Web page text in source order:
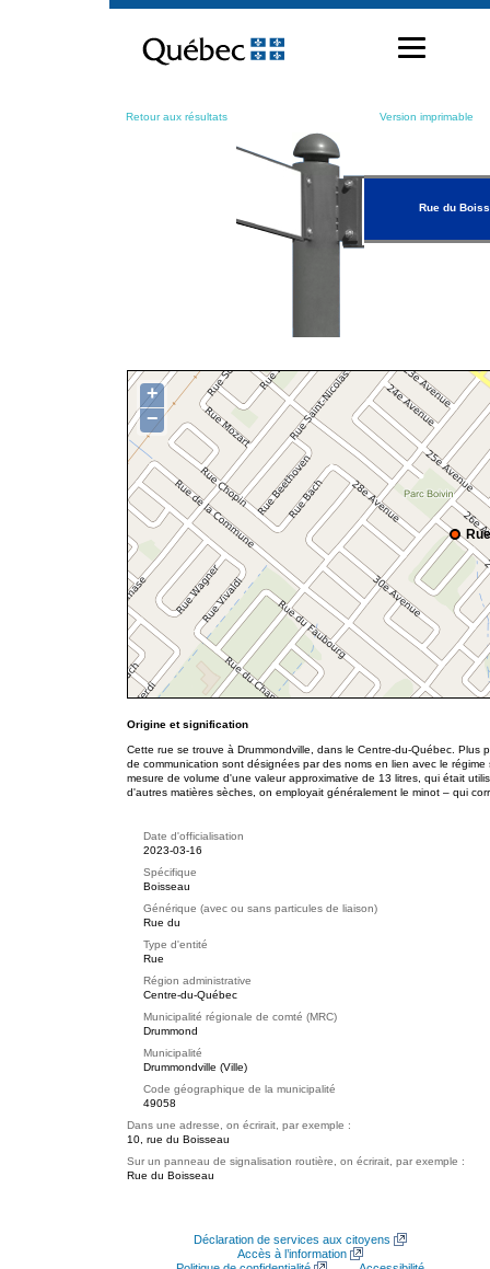
contenu
Retour aux résultats Version imprimable
Rue du
+
−
Origine et signification
Cette rue se trouve à Drummondville, dans le Centre-du-Québec. Plus
de communication sont désignées par des noms en lien avec le
mesure de volume d'une valeur approximative de 13 litres, qui était
d'autres matières sèches, on employait généralement le minot – qui
Date d'officialisation
2023-03-16
Spécifique
Boisseau
Générique (avec ou sans particules de liaison)
Rue du
Type d'entité
Rue
Région administrative
Centre-du-Québec
Municipalité régionale de comté (MRC)
Drummond
Municipalité
Drummondville (Ville)
Code géographique de la municipalité
49058
Dans une adresse, on écrirait, par exemple :
10, rue du Boisseau
Sur un panneau de signalisation routière, on écrirait, par exemple :
Rue du Boisseau
Déclaration de services aux citoyens
Accès à l’information